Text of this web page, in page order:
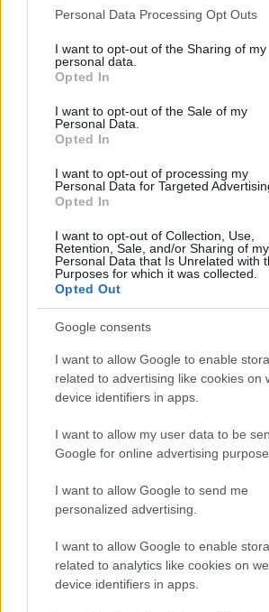
Please note that this website/app uses
not limited to your visit or usage
grant or deny consent to Google and its
use your data for below specified
consent section.
Personal Data Processing Opt Outs
I want to opt-out of the Sharing of my
personal data.
Opted In
I want to opt-out of the Sale of my
Personal Data.
Opted In
I want to opt-out of processing my
Personal Data for Targeted
Opted In
I want to opt-out of Collection, Use,
Retention, Sale, and/or Sharing of my
Personal Data that Is Unrelated with
Purposes for which it was collected.
Opted Out
Google consents
I want to allow Google to enable
related to advertising like cookies on
device identifiers in apps.
I want to allow my user data to be
Google for online advertising
I want to allow Google to send me
personalized advertising.
I want to allow Google to enable
related to analytics like cookies on
device identifiers in apps.
AZ EMBERSÉG ÜNNEPE
VECSEI H. MIKLÓS A
MUCSI ZOLTÁN VISSZATÉR –
STAND UP EST
https://kulturpart.hu/api/
Kommentek:
minősülnek, értük aszolgáltatás technikaiüzemeltetője
nem vállal, azokat nem ellenőrzi. Kifogás esetén forduljon
Részletek a Felhasználási feltételekbenés az